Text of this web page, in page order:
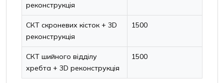
реконструкція
СКТ скроневих кісток + 3D
реконструкція
1500
СКТ шийного відділу
хребта + 3D реконструкція
1500